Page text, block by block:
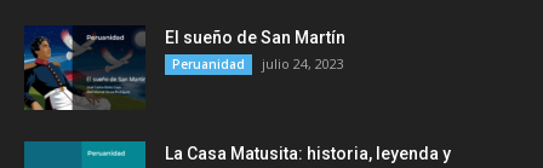
El sueño de San Martín
Peruanidad julio 24, 2023
La Casa Matusita: historia, leyenda y